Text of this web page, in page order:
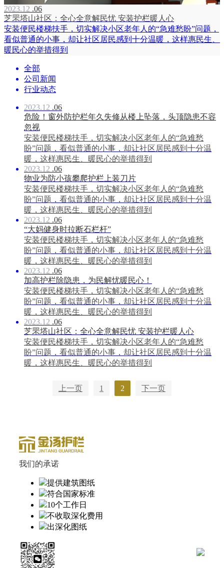
2023.12 .06
芝罘塔山社区：全心全意解民忧 安装护栏暖人心
安装便民楼梯扶手，切实解决小区老年人的“急难愁盼”问题，
看似普通的小事，却让社区居民感到十分温暖，这样惠民生、
暖民心的举措得到
全部
公司新闻
行业动态
2023.12 .06
危险！窗外防护栏年久失修从楼上坠落，头顶隐患不容
忽视
安装便民楼梯扶手，切实解决小区老年人的“急难愁
盼”问题，看似普通的小事，却让社区居民感到十分温
暖，这样惠民生、暖民心的举措得到
2023.12 .06
物业为防小孩攀爬护栏上装刀片
安装便民楼梯扶手，切实解决小区老年人的“急难愁
盼”问题，看似普通的小事，却让社区居民感到十分温
暖，这样惠民生、暖民心的举措得到
2023.12 .06
“大妈健身时拉断石栏杆”
安装便民楼梯扶手，切实解决小区老年人的“急难愁
盼”问题，看似普通的小事，却让社区居民感到十分温
暖，这样惠民生、暖民心的举措得到
2023.12 .06
加高护栏除隐患，为民解忧暖民心！
安装便民楼梯扶手，切实解决小区老年人的“急难愁
盼”问题，看似普通的小事，却让社区居民感到十分温
暖，这样惠民生、暖民心的举措得到
2023.12 .06
芝罘塔山社区：全心全意解民忧 安装护栏暖人心
安装便民楼梯扶手，切实解决小区老年人的“急难愁
盼”问题，看似普通的小事，却让社区居民感到十分温
暖，这样惠民生、暖民心的举措得到
上一页 1 2 下一页
我们的承诺
提供建筑图纸
符合国家标准
10个工作日
不收取深化费用
出深化图纸